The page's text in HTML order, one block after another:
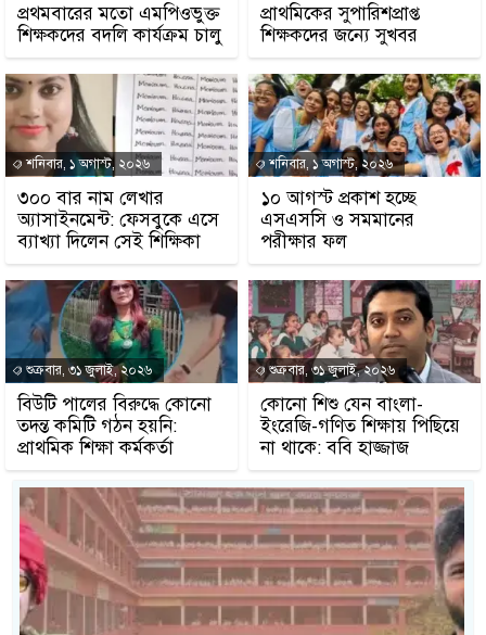
প্রথমবারের মতো এমপিওভুক্ত
শিক্ষকদের বদলি কার্যক্রম চালু
প্রাথমিকের সুপারিশপ্রাপ্ত
শিক্ষকদের জন্যে সুখবর
শনিবার, ১ অগাস্ট, ২০২৬
৩০০ বার নাম লেখার
অ্যাসাইনমেন্ট: ফেসবুকে এসে
ব্যাখ্যা দিলেন সেই শিক্ষিকা
শনিবার, ১ অগাস্ট, ২০২৬
১০ আগস্ট প্রকাশ হচ্ছে
এসএসসি ও সমমানের
পরীক্ষার ফল
শুক্রবার, ৩১ জুলাই, ২০২৬
বিউটি পালের বিরুদ্ধে কোনো
তদন্ত কমিটি গঠন হয়নি:
প্রাথমিক শিক্ষা কর্মকর্তা
শুক্রবার, ৩১ জুলাই, ২০২৬
কোনো শিশু যেন বাংলা-
ইংরেজি-গণিত শিক্ষায় পিছিয়ে
না থাকে: ববি হাজ্জাজ